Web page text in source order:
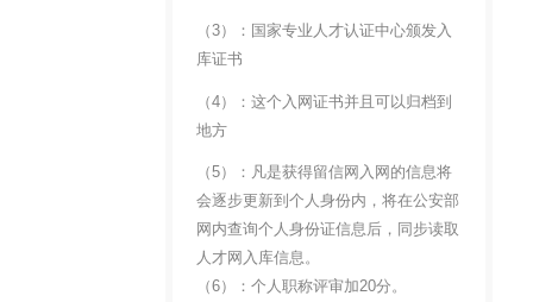
（3）：国家专业人才认证中心颁发入
库证书
（4）：这个入网证书并且可以归档到
地方
（5）：凡是获得留信网入网的信息将
会逐步更新到个人身份内，将在公安部
网内查询个人身份证信息后，同步读取
人才网入库信息。
（6）：个人职称评审加20分。